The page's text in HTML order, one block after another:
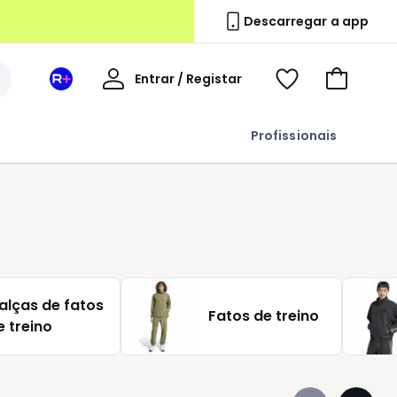
Descarregar a app
Profissionais
Espaço
Entrar / Registar
Voir
Ir
carrinho
de fatos
treino
Fatos de treino